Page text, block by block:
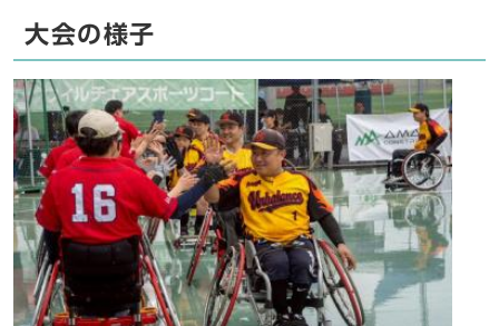
大会の様子